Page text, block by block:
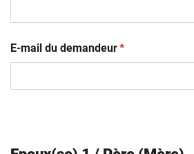
E-mail du demandeur(obligatoire)
*